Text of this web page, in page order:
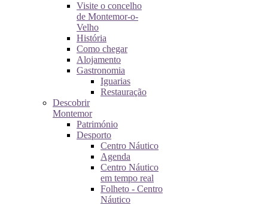
Visite o concelho
de Montemor-o-
Velho
História
Como chegar
Alojamento
Gastronomia
Iguarias
Restauração
Descobrir
Montemor
Património
Desporto
Centro Náutico
Agenda
Centro Náutico
em tempo real
Folheto - Centro
Náutico